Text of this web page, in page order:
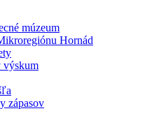
múzeum
Hornád
výskum
zápasov